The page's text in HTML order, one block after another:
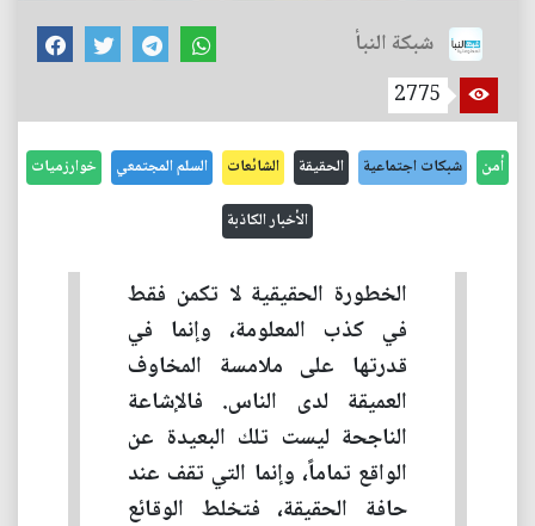
شبكة النبأ
2775
أمن شبكات اجتماعية الحقيقة الشائعات السلم المجتمعي خوارزميات
الأخبار الكاذبة
الخطورة الحقيقية لا تكمن فقط
في كذب المعلومة، وإنما في
قدرتها على ملامسة المخاوف
العميقة لدى الناس. فالإشاعة
الناجحة ليست تلك البعيدة عن
الواقع تماماً، وإنما التي تقف عند
حافة الحقيقة، فتخلط الوقائع